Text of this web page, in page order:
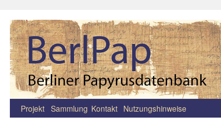
Zum
Projekt Sammlung Kontakt Nutzungshinweise